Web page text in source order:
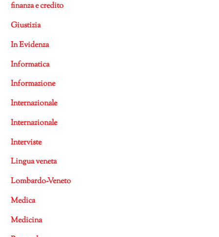
finanza e credito
Giustizia
In Evidenza
Informatica
Informazione
Internazionale
Internazionale
Interviste
Lingua veneta
Lombardo-Veneto
Medica
Medicina